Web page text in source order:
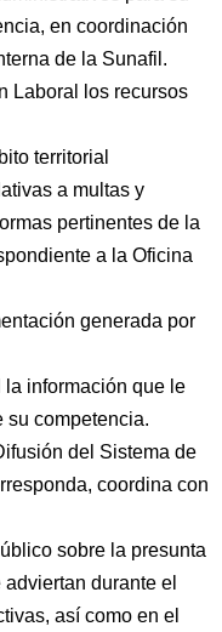
en coordinación
de la Sunafil.
Laboral los recursos
territorial
a multas y
pertinentes de la
a la Oficina
generada por
información que le
su competencia.
del Sistema de
coordina con
sobre la presunta
durante el
así como en el